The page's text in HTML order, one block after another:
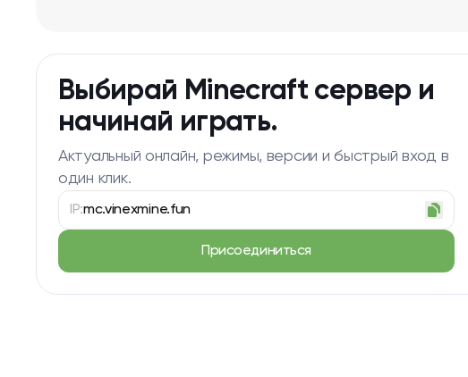
Выбирай Minecraft сервер и
начинай играть.
Актуальный онлайн, режимы, версии и быстрый вход в
один клик.
IP:mc.vinexmine.fun
Присоединиться